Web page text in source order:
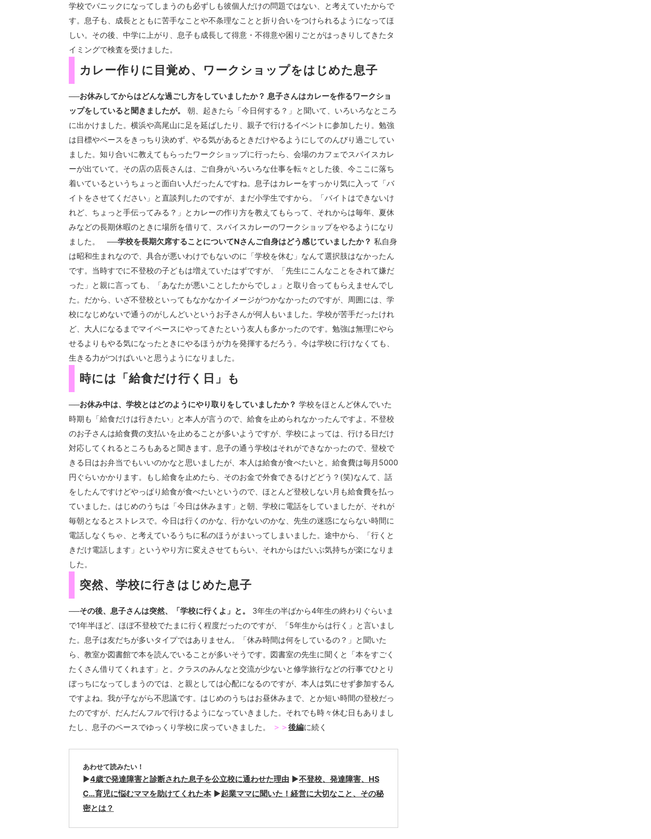
学校でパニックになってしまうのも必ずしも彼個人だけの問題ではない、と考えていたからで
す。息子も、成長とともに苦手なことや不条理なことと折り合いをつけられるようになってほ
しい。その後、中学に上がり、息子も成長して得意・不得意や困りごとがはっきりしてきたタ
イミングで検査を受けました。
カレー作りに目覚め、ワークショップをはじめた息子
──お休みしてからはどんな過ごし方をしていましたか？ 息子さんはカレーを作るワークショ
ップをしていると聞きましたが。
朝、起きたら「今日何する？」と聞いて、いろいろなところ
に出かけました。横浜や高尾山に足を延ばしたり、親子で行けるイベントに参加したり。勉強
は目標やペースをきっちり決めず、やる気があるときだけやるようにしてのんびり過ごしてい
ました。知り合いに教えてもらったワークショップに行ったら、会場のカフェでスパイスカレ
ーが出ていて。その店の店長さんは、ご自身がいろいろな仕事を転々とした後、今ここに落ち
着いているというちょっと面白い人だったんですね。息子はカレーをすっかり気に入って「バ
イトをさせてください」と直談判したのですが、まだ小学生ですから。「バイトはできないけ
れど、ちょっと手伝ってみる？」とカレーの作り方を教えてもらって、それからは毎年、夏休
みなどの長期休暇のときに場所を借りて、スパイスカレーのワークショップをやるようになり
ました。 ──学校を長期欠席することについてNさんご自身はどう感じていましたか？ 私自身
は昭和生まれなので、具合が悪いわけでもないのに「学校を休む」なんて選択肢はなかったん
です。当時すでに不登校の子どもは増えていたはずですが、「先生にこんなことをされて嫌だ
った」と親に言っても、「あなたが悪いことしたからでしょ」と取り合ってもらえませんでし
た。だから、いざ不登校といってもなかなかイメージがつかなかったのですが、周囲には、学
校になじめないで通うのがしんどいというお子さんが何人もいました。学校が苦手だったけれ
ど、大人になるまでマイペースにやってきたという友人も多かったのです。勉強は無理にやら
せるよりもやる気になったときにやるほうが力を発揮するだろう。今は学校に行けなくても、
生きる力がつけばいいと思うようになりました。
時には「給食だけ行く日」も
──お休み中は、学校とはどのようにやり取りをしていましたか？ 学校をほとんど休んでいた
時期も「給食だけは行きたい」と本人が言うので、給食を止められなかったんですよ。不登校
のお子さんは給食費の支払いを止めることが多いようですが、学校によっては、行ける日だけ
対応してくれるところもあると聞きます。息子の通う学校はそれができなかったので、登校で
きる日はお弁当でもいいのかなと思いましたが、本人は給食が食べたいと。給食費は毎月5000
円ぐらいかかります。もし給食を止めたら、そのお金で外食できるけどどう？(笑)なんて、話
をしたんですけどやっぱり給食が食べたいというので、ほとんど登校しない月も給食費を払っ
ていました。はじめのうちは「今日は休みます」と朝、学校に電話をしていましたが、それが
毎朝となるとストレスで。今日は行くのかな、行かないのかな、先生の迷惑にならない時間に
電話しなくちゃ、と考えているうちに私のほうがまいってしまいました。途中から、「行くと
きだけ電話します」というやり方に変えさせてもらい、それからはだいぶ気持ちが楽になりま
した。
突然、学校に行きはじめた息子
──その後、息子さんは突然、「学校に行くよ」と。
3年生の半ばから4年生の終わりぐらいま
で1年半ほど、ほぼ不登校でたまに行く程度だったのですが、「5年生からは行く」と言いまし
た。息子は友だちが多いタイプではありません。「休み時間は何をしているの？」と聞いた
ら、教室か図書館で本を読んでいることが多いそうです。図書室の先生に聞くと「本をすごく
たくさん借りてくれます」と。クラスのみんなと交流が少ないと修学旅行などの行事でひとり
ぼっちになってしまうのでは、と親としては心配になるのですが、本人は気にせず参加するん
ですよね。我が子ながら不思議です。はじめのうちはお昼休みまで、とか短い時間の登校だっ
たのですが、だんだんフルで行けるようになっていきました。それでも時々休む日もありまし
たし、息子のペースでゆっくり学校に戻っていきました。
＞＞後編に続く
あわせて読みたい！
▶4歳で発達障害と診断された息子を公立校に通わせた理由 ▶不登校、発達障害、HS
C…育児に悩むママを助けてくれた本▶起業ママに聞いた！経営に大切なこと、その秘
密とは？